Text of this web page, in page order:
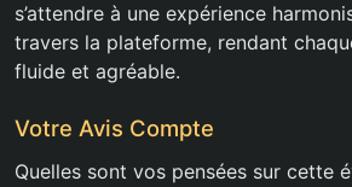
s’attendre à une expérience
travers la plateforme, rendant
fluide et agréable.
Votre Avis Compte
Quelles sont vos pensées sur cette